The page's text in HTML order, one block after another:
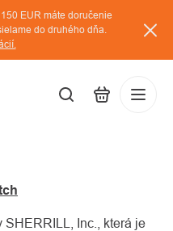
EUR máte doručenie
do druhého dňa.
SHERRILL, Inc., která je